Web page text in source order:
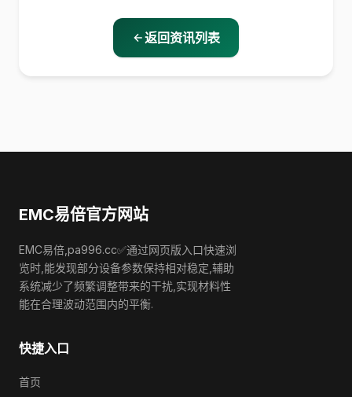
返回资讯列表
EMC易倍官方网站
EMC易倍,pa996.cc✅通过网页版入口快速浏
览时,能发现部分设备参数保持相对稳定,辅助
系统减少了频繁调整带来的干扰,实现材料性
能在合理波动范围内的平衡.
快捷入口
首页